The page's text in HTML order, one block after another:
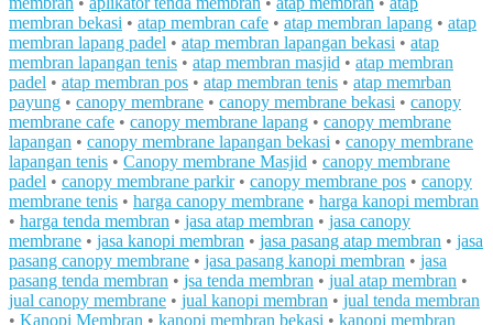
membran bekasi • atap membran cafe • atap membran lapang • atap
membran lapang padel • atap membran lapangan bekasi • atap
membran lapangan tenis • atap membran masjid • atap membran
padel • atap membran pos • atap membran tenis • atap memrban
payung • canopy membrane • canopy membrane bekasi • canopy
membrane cafe • canopy membrane lapang • canopy membrane
lapangan • canopy membrane lapangan bekasi • canopy membrane
lapangan tenis • Canopy membrane Masjid • canopy membrane
padel • canopy membrane parkir• canopy membrane pos • canopy
membrane tenis • harga canopy membrane • harga kanopi membran
• harga tenda membran • jasa atap membran • jasa canopy
membrane • jasa kanopi membran • jasa pasang atap membran • jasa
pasang canopy membrane • jasa pasang kanopi membran • jasa
pasang tenda membran • jsa tenda membran • jual atap membran •
jual canopy membrane • jual kanopi membran • jual tenda membran
• Kanopi Membran • kanopi membran bekasi • kanopi membran